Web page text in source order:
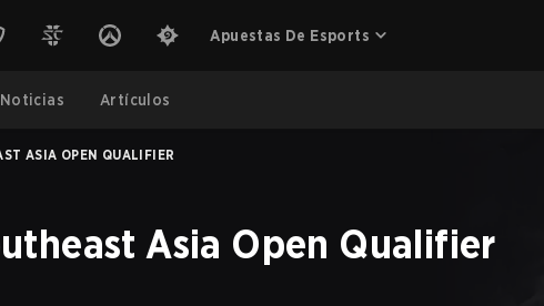
Apuestas De Esports
Noticias Artículos
ASIA OPEN QUALIFIER
Asia Open Qualifier